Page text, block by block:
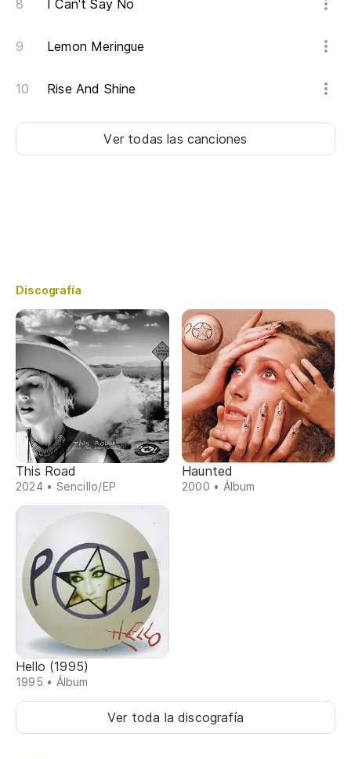
I Can't Say No
Lemon Meringue
Rise And Shine
Ver todas las canciones
Discografía
This Road
2024 • Sencillo/EP
Haunted
2000 • Álbum
Hello (1995)
1995 • Álbum
Ver toda la discografía